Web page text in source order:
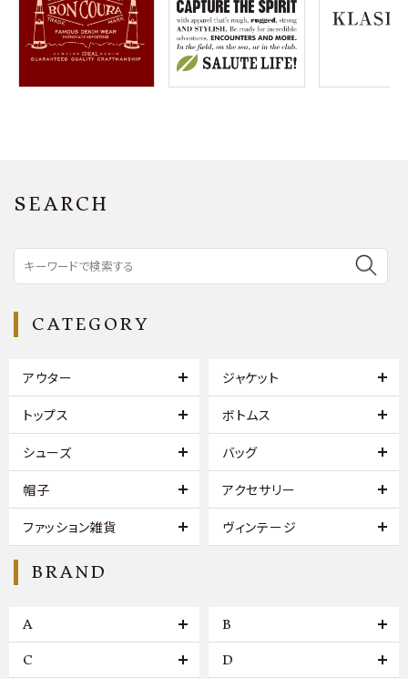
meeting_room ログイン 会員登録
SEARCH
CATEGORY
アウター ジャケット
トップス ボトムス
シューズ バッグ
帽子 アクセサリー
ファッション雑貨 ヴィンテージ
BRAND
A B
C D